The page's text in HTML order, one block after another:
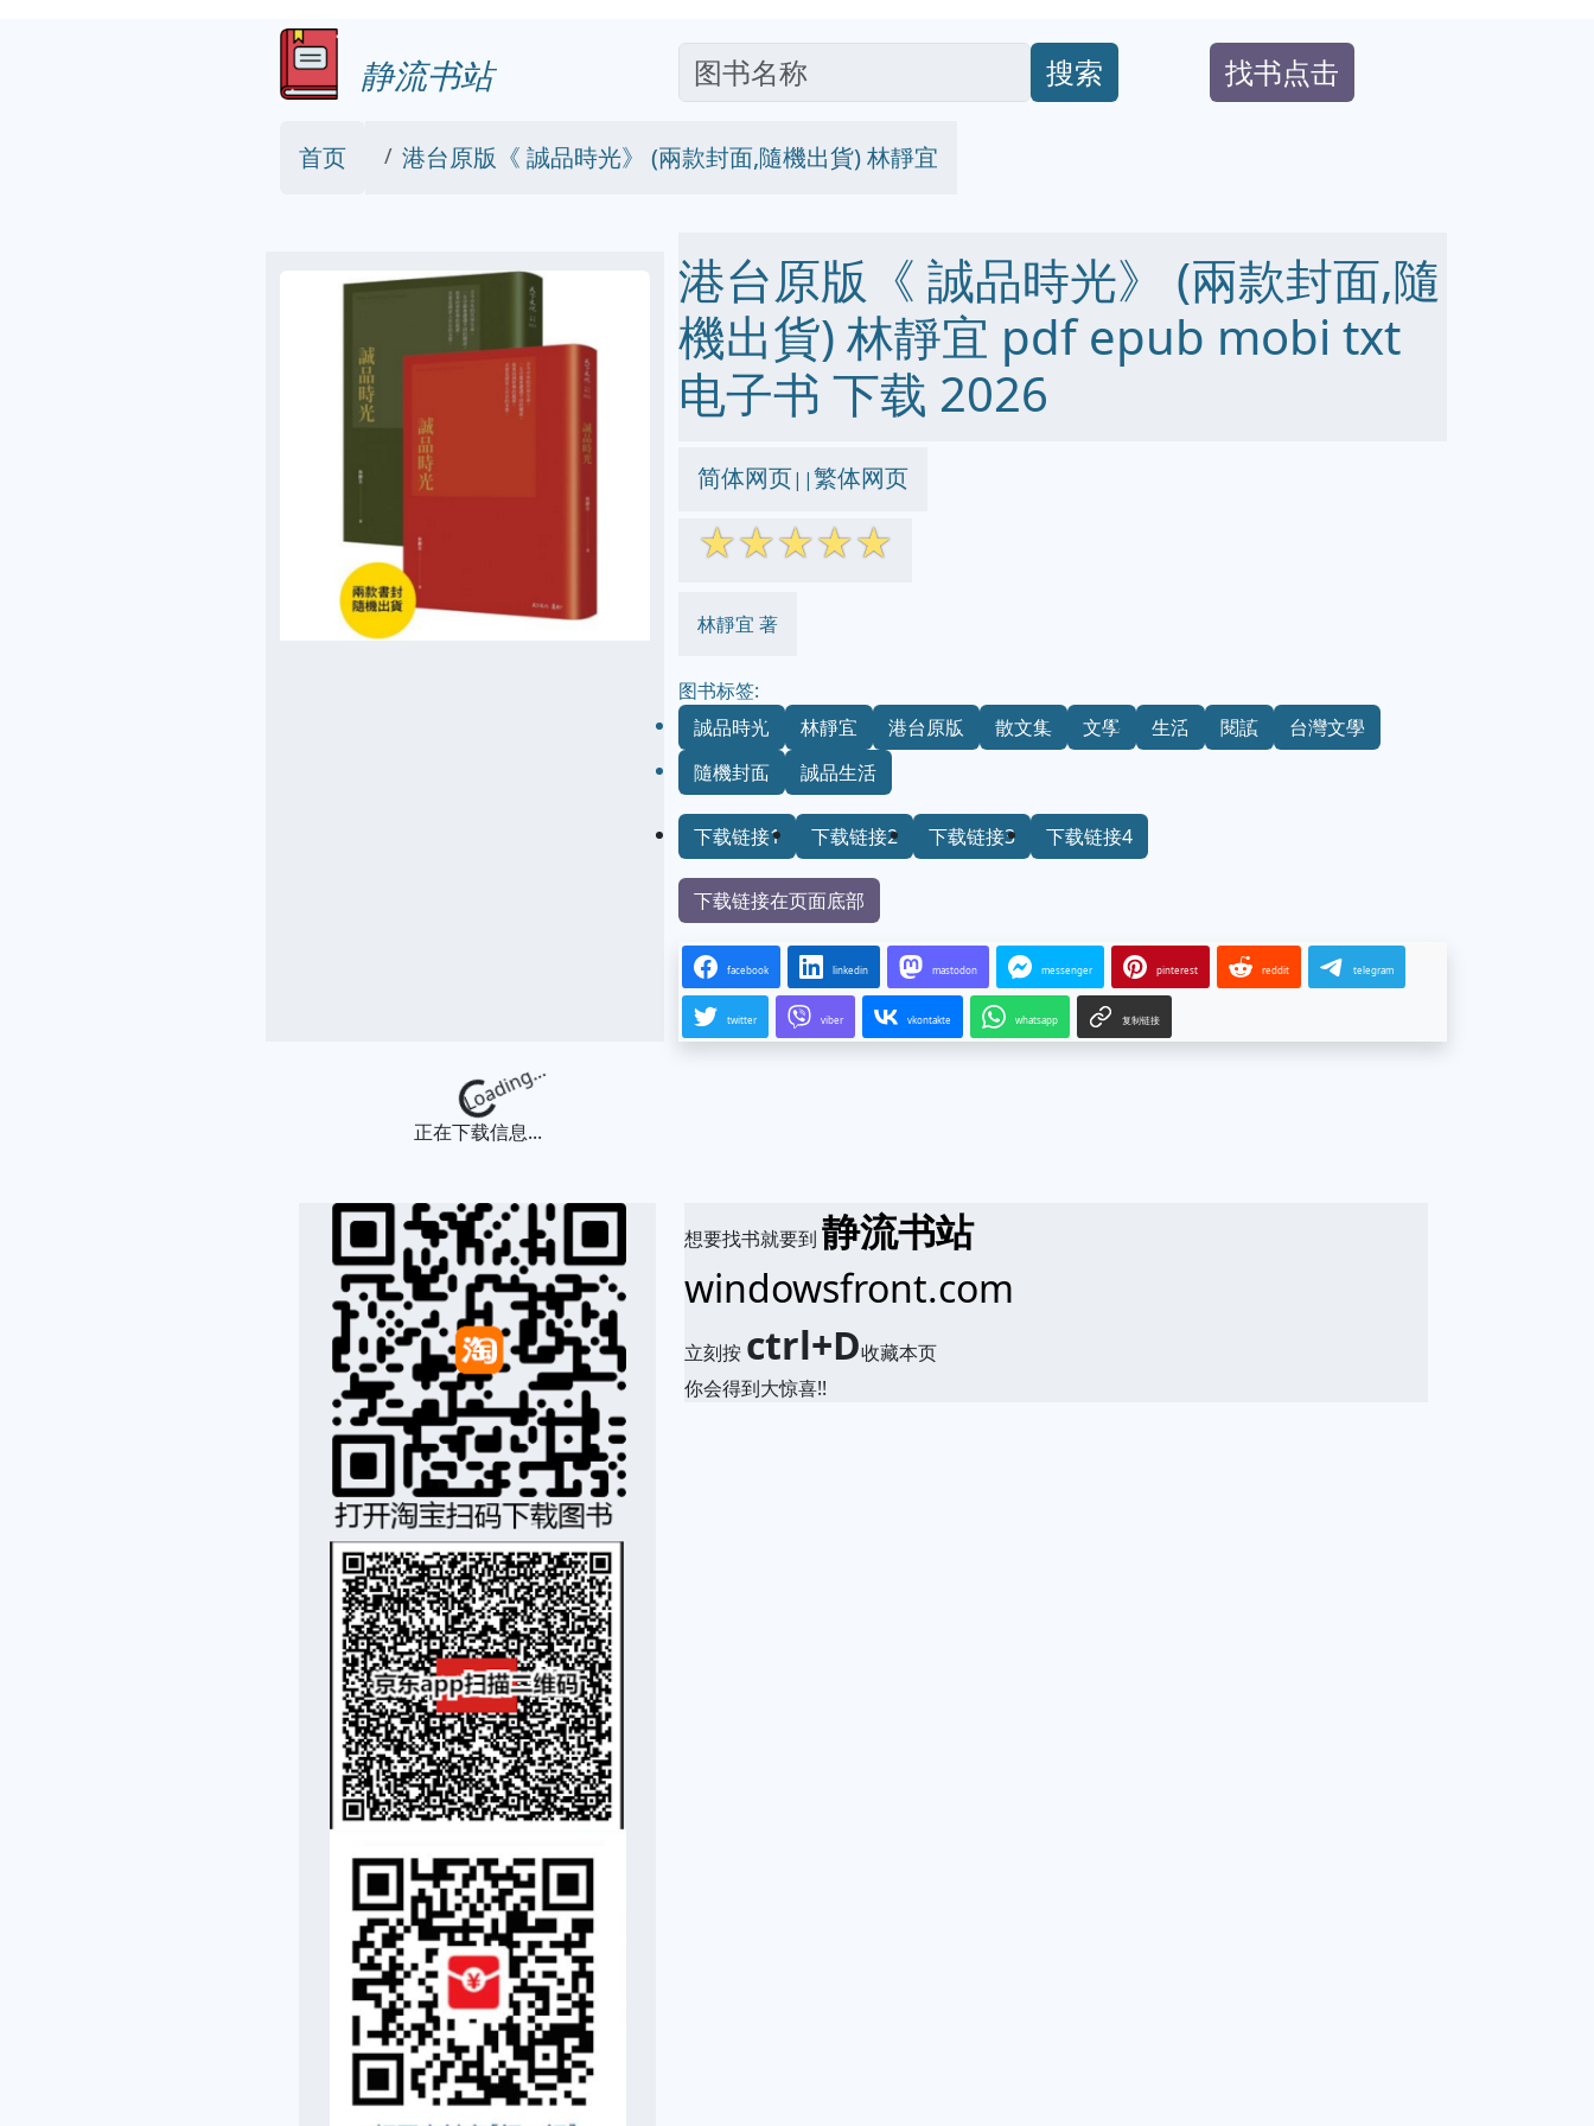
静流书站 搜索 找书点击
首页 港台原版《 誠品時光》 (兩款封面,隨機出貨) 林靜宜
港台原版《 誠品時光》 (兩款封面,隨
機出貨) 林靜宜 pdf epub mobi txt
电子书 下载 2026
简体网页||繁体网页
☆☆☆☆☆
林靜宜 著
图书标签:
誠品時光
林靜宜 港台原版 散文集 文學 生活 閱讀
台灣文學
隨機封面
誠品生活
下载链接1 下载链接2 下载链接3 下载链接4
下载链接在页面底部
facebook linkedin mastodon messenger pinterest reddit telegram
twitter viber vkontakte whatsapp 复制链接
Loading...
正在下载信息...
想要找书就要到静流书站
windowsfront.com
立刻按 ctrl+D收藏本页
你会得到大惊喜!!